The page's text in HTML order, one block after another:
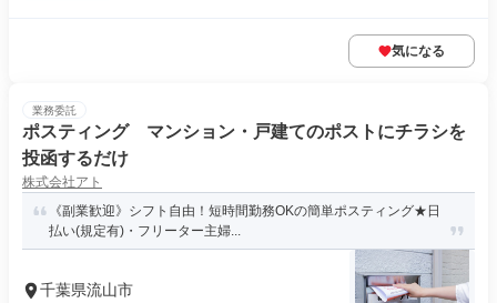
気になる
業務委託
ポスティング マンション・戸建てのポストにチラシを
投函するだけ
株式会社アト
《副業歓迎》シフト自由！短時間勤務OKの簡単ポスティング★日
払い(規定有)・フリーター主婦...
千葉県流山市